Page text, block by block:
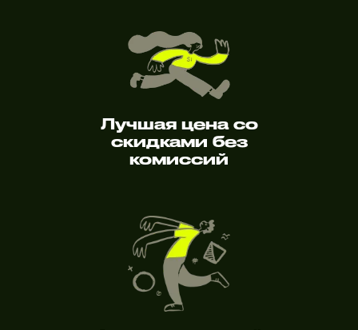
Лучшая цена со
скидками без
комиссий